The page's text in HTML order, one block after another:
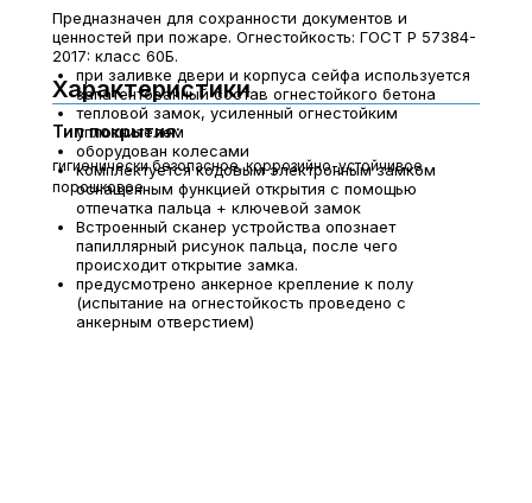
Предназначен для сохранности документов и
ценностей при пожаре. Огнестойкость: ГОСТ Р 57384-
2017: класс 60Б.
при заливке двери и корпуса сейфа используется
запатентованный состав огнестойкого бетона
тепловой замок, усиленный огнестойким
уплотнителем
оборудован колесами
комплектуется кодовым электронным замком
оснащенным функцией открытия с помощью
отпечатка пальца + ключевой замок
Встроенный сканер устройства опознает
папиллярный рисунок пальца, после чего
происходит открытие замка.
предусмотрено анкерное крепление к полу
(испытание на огнестойкость проведено с
анкерным отверстием)
Характеристики
гигиенически безопасное, коррозийно-устойчивое
порошковое
Тип покрытия: